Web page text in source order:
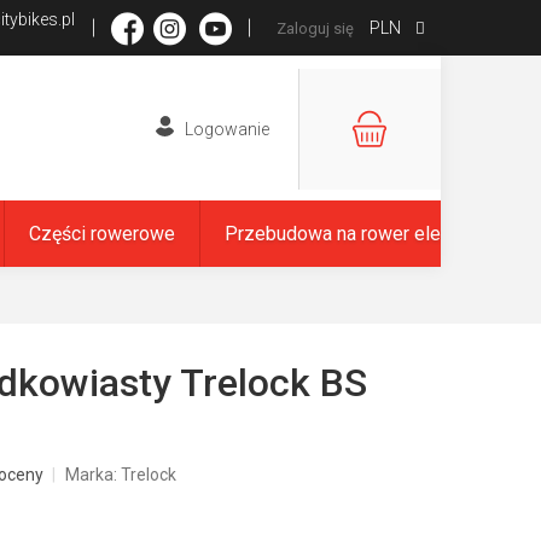
PLN
Zaloguj się
KOSZYK
Części rowerowe Przebudowa na rower elektryczny
Trelock BS
Marka: Trelock